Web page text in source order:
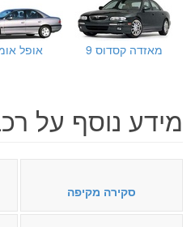
מאזדה קסדוס 9 אופל
מידע נוסף על
סקירה מקיפה